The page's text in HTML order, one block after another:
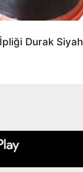
Durak Siyah